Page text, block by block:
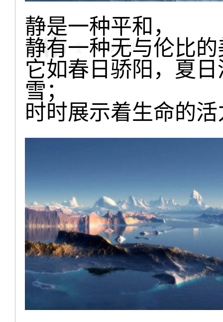
静是一种平和，
静有一种无与伦比的
它如春日骄阳，夏
雪；
时时展示着生命的